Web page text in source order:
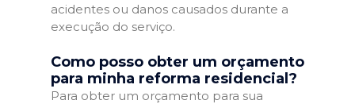
acidentes ou danos causados durante a
execução do serviço.
Como posso obter um orçamento
para minha reforma residencial?
Para obter um orçamento para sua